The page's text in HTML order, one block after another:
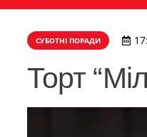
СУБОТНІ ПОРАДИ
Торт